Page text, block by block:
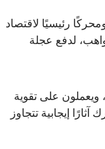
في المدينة ومحركًا رئيسيًا لاقتصاد
لدفع عجلة
ويعملون على تقوية
إيجابية تتجاوز